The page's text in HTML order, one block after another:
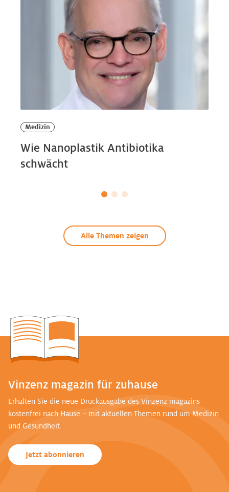
Medizin
Wie Nanoplastik Antibiotika
schwächt
Alle Themen zeigen
Vinzenz magazin für zuhause
Erhalten Sie die neue Druckausgabe des Vinzenz magazins
kostenfrei nach Hause – mit aktuellen Themen rund um Medizin
und Gesundheit.
Jetzt abonnieren